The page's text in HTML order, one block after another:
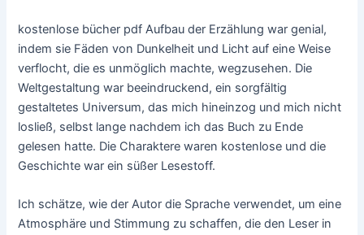
kostenlose bücher pdf Aufbau der Erzählung war genial,
indem sie Fäden von Dunkelheit und Licht auf eine Weise
verflocht, die es unmöglich machte, wegzusehen. Die
Weltgestaltung war beeindruckend, ein sorgfältig
gestaltetes Universum, das mich hineinzog und mich nicht
losließ, selbst lange nachdem ich das Buch zu Ende
gelesen hatte. Die Charaktere waren kostenlose und die
Geschichte war ein süßer Lesestoff.
Ich schätze, wie der Autor die Sprache verwendet, um eine
Atmosphäre und Stimmung zu schaffen, die den Leser in